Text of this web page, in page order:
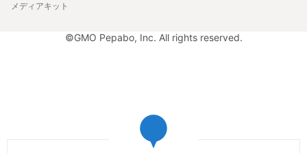
メディアキット
©GMO Pepabo, Inc. All rights reserved.